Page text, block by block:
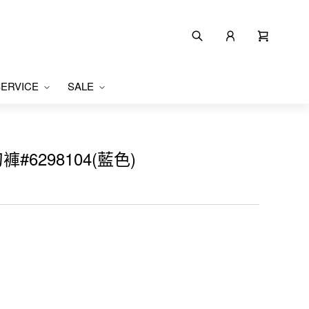
SALE
#6298104(藍色)